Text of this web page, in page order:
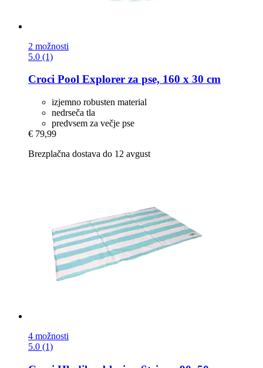
2 možnosti
5.0 (1)
Croci Pool Explorer za pse, 160 x 30 cm
izjemno robusten material
nedrseča tla
predvsem za večje pse
€ 79,99
Brezplačna dostava do 12 avgust
4 možnosti
5.0 (1)